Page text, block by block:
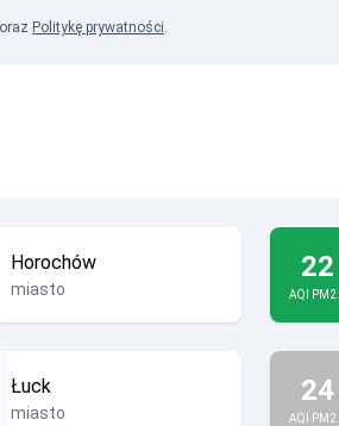
oraz Politykę prywatności.
Horochów
miasto
22
AQI
Łuck
miasto
24
AQI